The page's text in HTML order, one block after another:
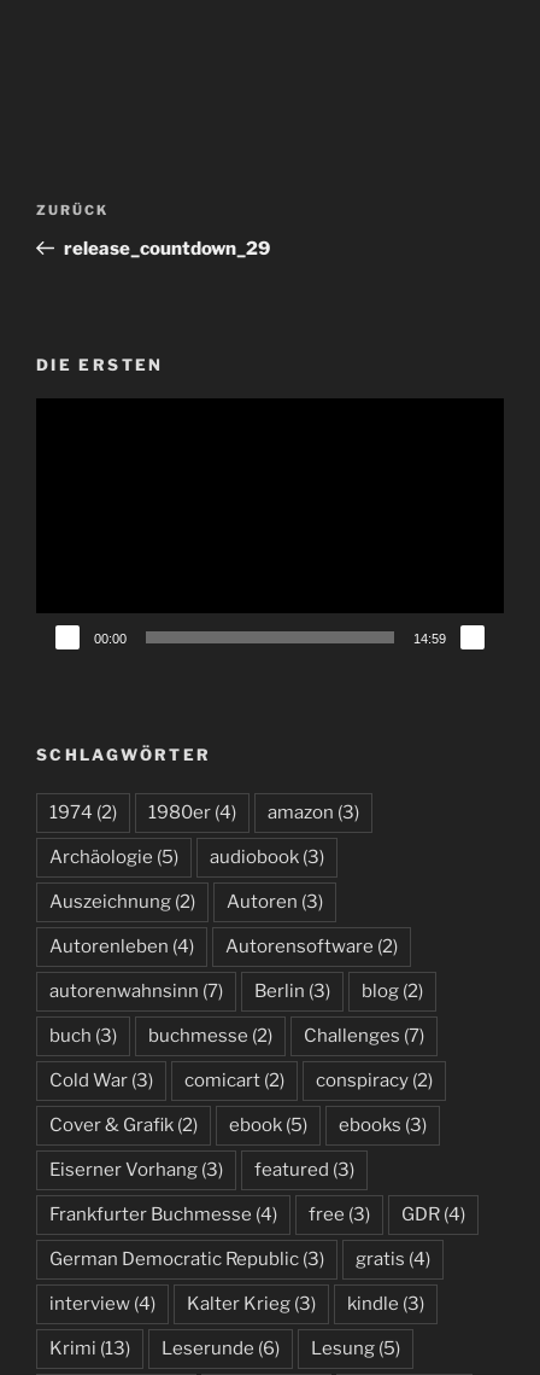
Beitragsnavigation
Vorheriger
Beitrag
ZURÜCK
release_countdown_29
DIE ERSTEN
00:00 14:59
SCHLAGWÖRTER
1974 (2) 1980er (4) amazon (3)
Archäologie (5) audiobook (3)
Auszeichnung (2) Autoren (3)
Autorenleben (4) Autorensoftware (2)
autorenwahnsinn (7) Berlin (3) blog (2)
buch (3) buchmesse (2) Challenges (7)
Cold War (3) comicart (2) conspiracy (2)
Cover & Grafik (2) ebook (5) ebooks (3)
Eiserner Vorhang (3) featured (3)
Frankfurter Buchmesse (4) free (3) GDR (4)
German Democratic Republic (3) gratis (4)
interview (4) Kalter Krieg (3) kindle (3)
Krimi (13) Leserunde (6) Lesung (5)